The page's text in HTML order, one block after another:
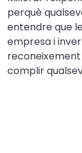
perquè
entendre que
empresa i
complir